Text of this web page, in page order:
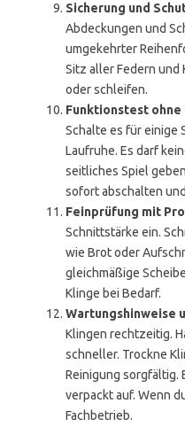
Sicherung und
Abdeckungen und
umgekehrter
Sitz aller Federn und
oder schleifen.
Funktionstest ohne
Schalte es für einige
Laufruhe. Es darf
seitliches Spiel
sofort abschalten
Feinprüfung mit
Schnittstärke ein.
wie Brot oder
gleichmäßige
Klinge bei Bedarf.
Wartungshinweise
Klingen rechtzeitig.
schneller. Trockne
Reinigung sorgfältig.
verpackt auf. Wenn
Fachbetrieb.